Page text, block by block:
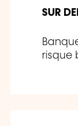
SUR
risque